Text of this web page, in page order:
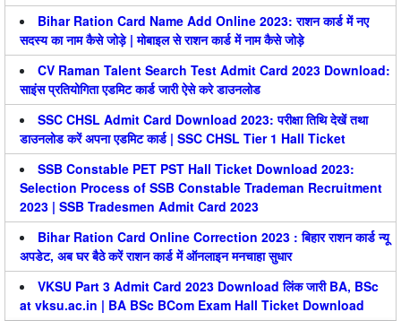
Bihar Ration Card Name Add Online 2023: राशन कार्ड में नए
सदस्य का नाम कैसे जोड़े | मोबाइल से राशन कार्ड में नाम कैसे जोड़े
CV Raman Talent Search Test Admit Card 2023 Download:
साइंस प्रतियोगिता एडमिट कार्ड जारी ऐसे करे डाउनलोड
SSC CHSL Admit Card Download 2023: परीक्षा तिथि देखें तथा
डाउनलोड करें अपना एडमिट कार्ड | SSC CHSL Tier 1 Hall Ticket
SSB Constable PET PST Hall Ticket Download 2023:
Selection Process of SSB Constable Trademan Recruitment
2023 | SSB Tradesmen Admit Card 2023
Bihar Ration Card Online Correction 2023 : बिहार राशन कार्ड न्यू
अपडेट, अब घर बैठे करें राशन कार्ड में ऑनलाइन मनचाहा सुधार
VKSU Part 3 Admit Card 2023 Download लिंक जारी BA, BSc
at vksu.ac.in | BA BSc BCom Exam Hall Ticket Download